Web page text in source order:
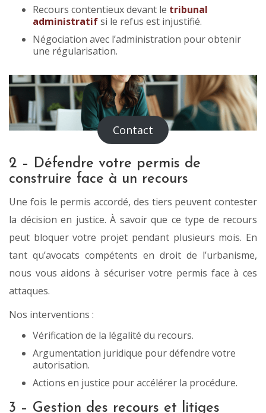
Recours contentieux devant le tribunal
administratifsi le refus est injustifié.
Négociation avec l’administration pour obtenir
une régularisation.
Contact
2 – Défendre votre permis de
construire face à un recours
Une fois le permis accordé, des tiers peuvent contester
la décision en justice. À savoir que ce type de recours
peut bloquer votre projet pendant plusieurs mois. En
tant qu’avocats compétents en droit de l’urbanisme,
nous vous aidons à sécuriser votre permis face à ces
attaques.
Nos interventions :
Vérification de la légalité du recours.
Argumentation juridique pour défendre votre
autorisation.
Actions en justice pour accélérer la procédure.
3 – Gestion des recours et litiges